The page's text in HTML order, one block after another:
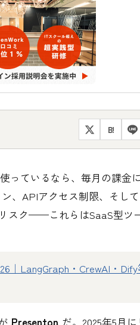
B!
っているなら、毎月の課金
、APIアクセス制限、そし
スク——これらはSaaS型ツ
｜LangGraph・CrewAI・Dify
Presenton だ。2025年5月